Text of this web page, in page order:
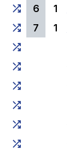
6
1
7
1